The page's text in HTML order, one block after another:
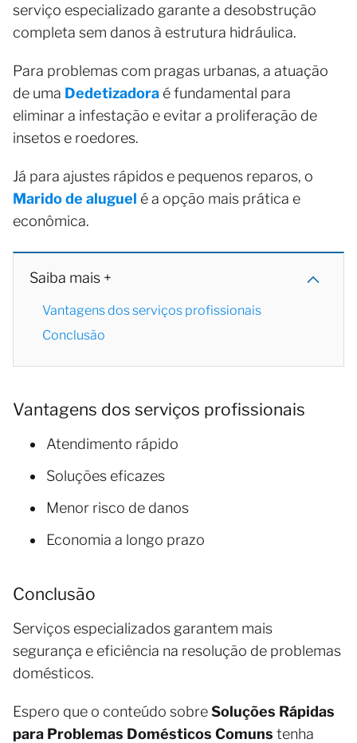
serviço especializado garante a desobstrução
completa sem danos à estrutura hidráulica.
Para problemas com pragas urbanas, a atuação
de uma Dedetizadora é fundamental para
eliminar a infestação e evitar a proliferação de
insetos e roedores.
Já para ajustes rápidos e pequenos reparos, o
Marido de aluguel é a opção mais prática e
econômica.
Saiba mais +
Vantagens dos serviços profissionais
Conclusão
Vantagens dos serviços profissionais
Atendimento rápido
Soluções eficazes
Menor risco de danos
Economia a longo prazo
Conclusão
Serviços especializados garantem mais
segurança e eficiência na resolução de problemas
domésticos.
Espero que o conteúdo sobreSoluções Rápidas
para Problemas Domésticos Comuns tenha